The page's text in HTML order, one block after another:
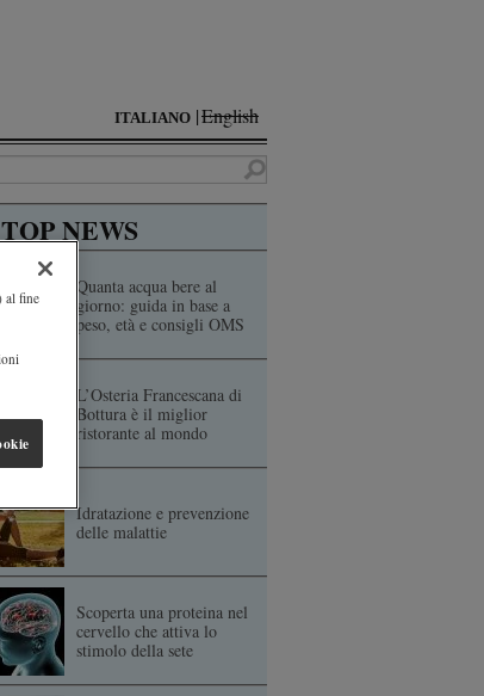
ITALIANO English
TOP NEWS
Quanta acqua bere al
giorno: guida in base a
peso, età e consigli OMS
L’Osteria Francescana di
Bottura è il miglior
ristorante al mondo
Idratazione e prevenzione
delle malattie
Scoperta una proteina nel
cervello che attiva lo
stimolo della sete
al fine